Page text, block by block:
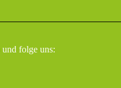
und folge uns: